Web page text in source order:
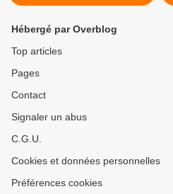
Hébergé par Overblog
Top articles
Pages
Contact
Signaler un abus
C.G.U.
Cookies et données personnelles
Préférences cookies